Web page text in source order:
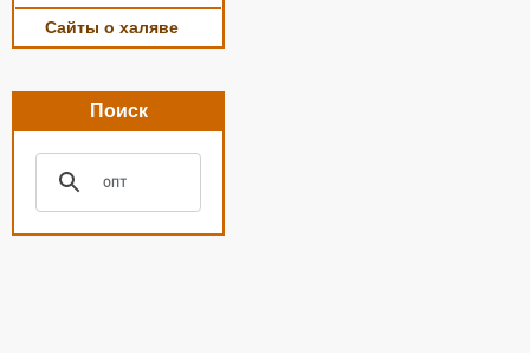
Сайты о халяве
Поиск